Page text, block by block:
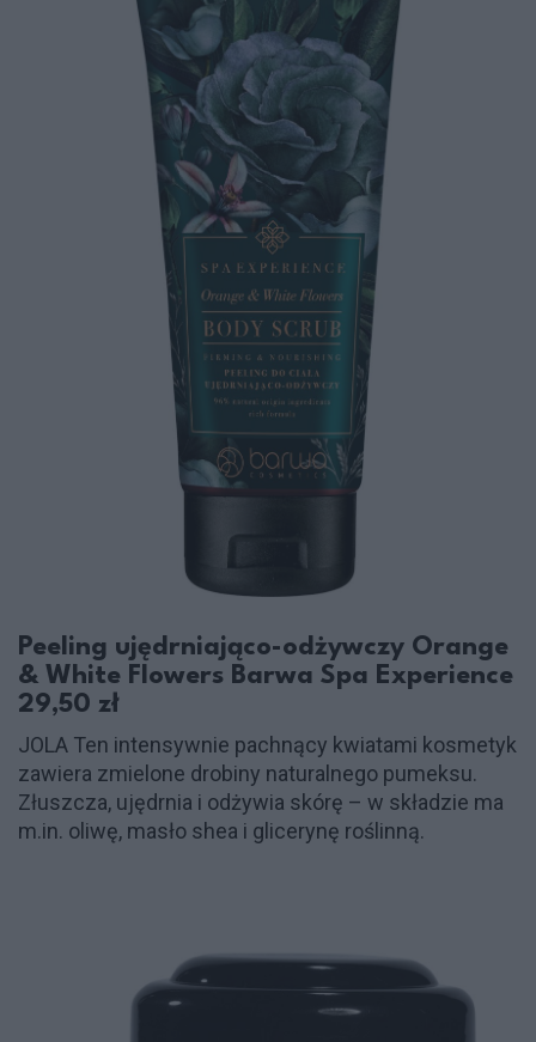
Peeling ujędrniająco-odżywczy Orange
& White Flowers Barwa Spa Experience
29,50 zł
JOLA Ten intensywnie pachnący kwiatami kosmetyk
zawiera zmielone drobiny naturalnego pumeksu.
Złuszcza, ujędrnia i odżywia skórę – w składzie ma
m.in. oliwę, masło shea i glicerynę roślinną.